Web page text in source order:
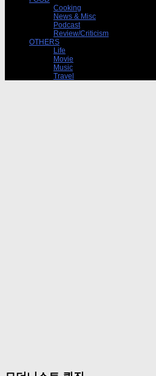
Cooking
News & Misc
Podcast
Review/Criticism
OTHERS
Life
Movie
Music
Travel